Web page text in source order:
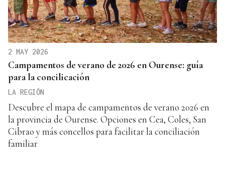
2 MAY 2026
Campamentos de verano de 2026 en Ourense: guía
para la concilicación
LA REGIÓN
Descubre el mapa de campamentos de verano 2026 en
la provincia de Ourense. Opciones en Cea, Coles, San
Cibrao y más concellos para facilitar la conciliación
familiar